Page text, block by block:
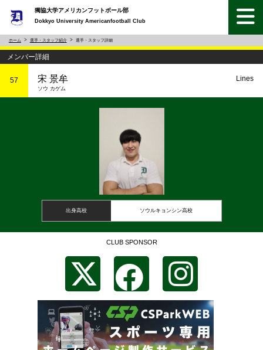
獨協大学アメリカンフットボール部
Dokkyo University Americanfootball Club
ホーム 選手・スタッフ紹介 選手・スタッフ詳細
メンバー詳細
57 宋 景牟
ソウ カゲム
Lines
出身高校 ソウルキョンシン高校
CLUB SPONSOR